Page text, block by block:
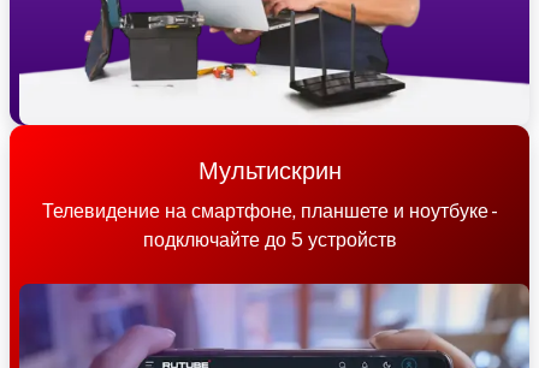
Мультискрин
Телевидение на смартфоне, планшете и ноутбуке -
подключайте до 5 устройств